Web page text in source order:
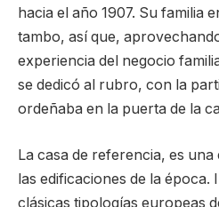
hacia el año 1907. Su familia
tambo, así que,
experiencia del negocio
se dedicó al rubro, con la
ordeñaba en la puerta de la
La casa de referencia, es
las edificaciones de la época.
clásicas tipologías europeas